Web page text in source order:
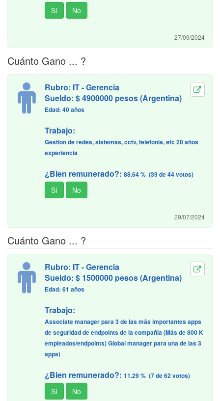
27/09/2024
Cuánto Gano ... ?
Rubro: IT - Gerencia
Sueldo: $ 4900000 pesos (Argentina)
Edad: 40 años
Trabajo:
Gestion de redes, sistemas, cctv, telefonia, etc 20 años
experiencia
¿Bien remunerado?: 88.64 % (39 de 44 votos)
29/07/2024
Cuánto Gano ... ?
Rubro: IT - Gerencia
Sueldo: $ 1500000 pesos (Argentina)
Edad: 61 años
Trabajo:
Associate manager para 3 de las más importantes apps
de seguridad de endpoints de la compañía (Más de 800 K
empleados/endpoints) Global manager para una de las 3
apps)
¿Bien remunerado?: 11.29 % (7 de 62 votos)